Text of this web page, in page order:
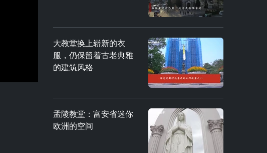
大教堂换上崭新的衣
服，仍保留着古老典雅
的建筑风格
孟陵教堂：富安省迷你
欧洲的空间